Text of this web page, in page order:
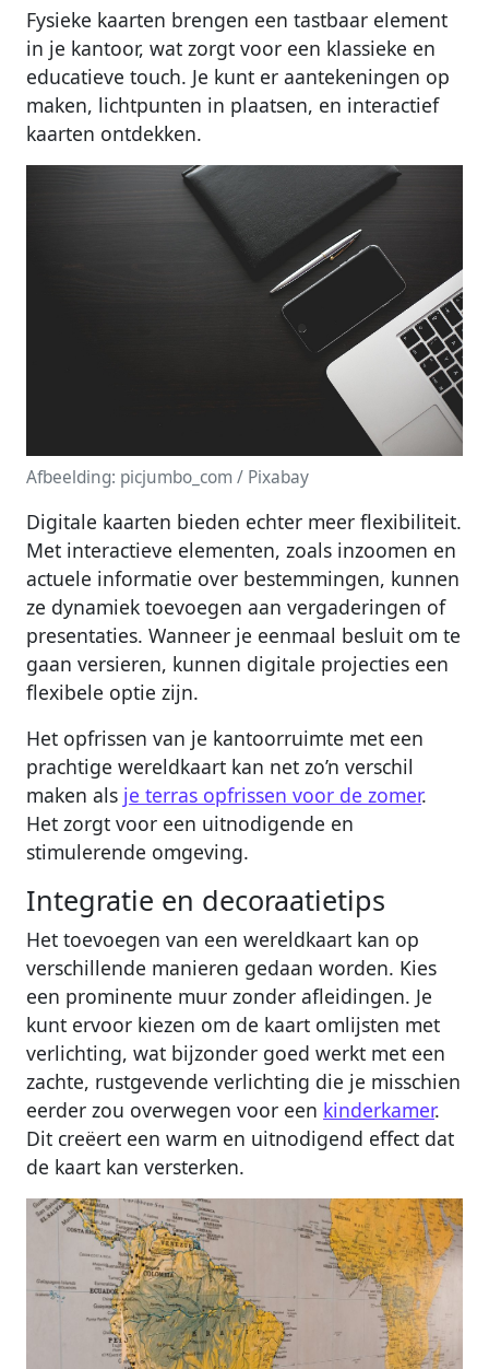
Fysieke kaarten brengen een tastbaar element
in je kantoor, wat zorgt voor een klassieke en
educatieve touch. Je kunt er aantekeningen op
maken, lichtpunten in plaatsen, en interactief
kaarten ontdekken.
Afbeelding: picjumbo_com / Pixabay
Digitale kaarten bieden echter meer flexibiliteit.
Met interactieve elementen, zoals inzoomen en
actuele informatie over bestemmingen, kunnen
ze dynamiek toevoegen aan vergaderingen of
presentaties. Wanneer je eenmaal besluit om te
gaan versieren, kunnen digitale projecties een
flexibele optie zijn.
Het opfrissen van je kantoorruimte met een
prachtige wereldkaart kan net zo’n verschil
maken als je terras opfrissen voor de zomer.
Het zorgt voor een uitnodigende en
stimulerende omgeving.
Integratie en decoraatietips
Het toevoegen van een wereldkaart kan op
verschillende manieren gedaan worden. Kies
een prominente muur zonder afleidingen. Je
kunt ervoor kiezen om de kaart omlijsten met
verlichting, wat bijzonder goed werkt met een
zachte, rustgevende verlichting die je misschien
eerder zou overwegen voor een kinderkamer.
Dit creëert een warm en uitnodigend effect dat
de kaart kan versterken.